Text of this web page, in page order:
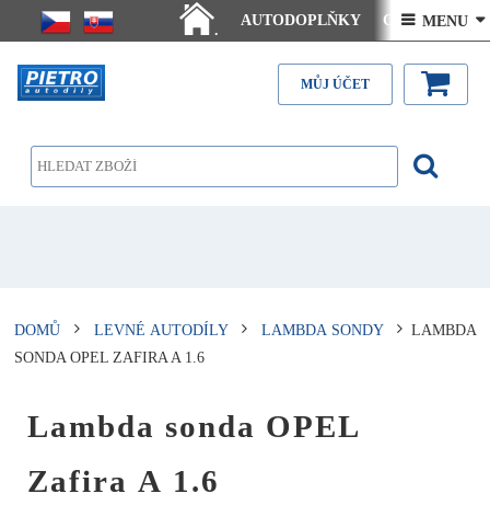
.
AUTODOPLŇKY Ceny doručení
Články - návody Kontakt
 MENU 
MŮJ ÚČET
DOMŮ LEVNÉ AUTODÍLY LAMBDA SONDY
LAMBDA
SONDA OPEL ZAFIRA A 1.6
Lambda sonda OPEL
Zafira A 1.6